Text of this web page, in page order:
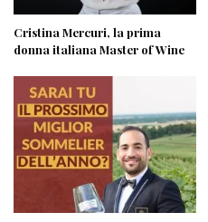
Cristina Mercuri, la prima
donna italiana Master of Wine